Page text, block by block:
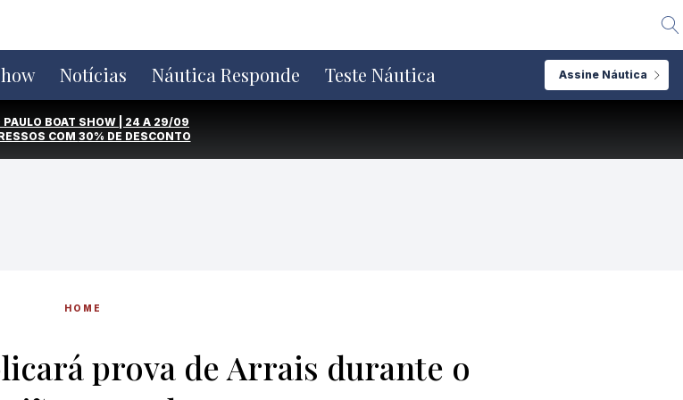
Notícias Náutica Responde Teste Náutica Assine Náutica
PAULO BOAT SHOW | 24 A 29/09
COM 30% DE DESCONTO
HOME
prova de Arrais durante o